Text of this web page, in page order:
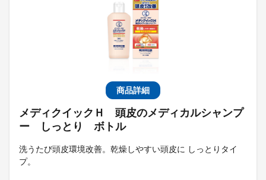
商品詳細
メディクイックＨ 頭皮のメディカルシャンプ
ー しっとり ボトル
洗うたび頭皮環境改善。乾燥しやすい頭皮に しっとりタイ
プ。